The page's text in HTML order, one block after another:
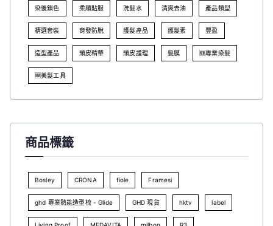
染後鎖色 柔順貼服 洗髮水 清爽去油 產品類型
精選套裝 育發防脫 護髮產品 護髮素 豐盈
造型產品 頭皮精華 頭皮護理 髮膜 🆕專業染髮
🆕美髮工具
商品標籤
Bosley CRONA fiole Framesi
ghd 專業熱能造型梳 - Glide GHD 現貨 hktv label